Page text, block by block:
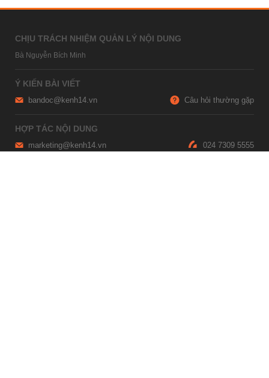
CHỊU TRÁCH NHIỆM QUẢN LÝ NỘI DUNG
Bà Nguyễn Bích Minh
Ý KIẾN BÀI VIẾT
bandoc@kenh14.vn Câu hỏi thường gặp
HỢP TÁC NỘI DUNG
marketing@kenh14.vn 024 7309 5555